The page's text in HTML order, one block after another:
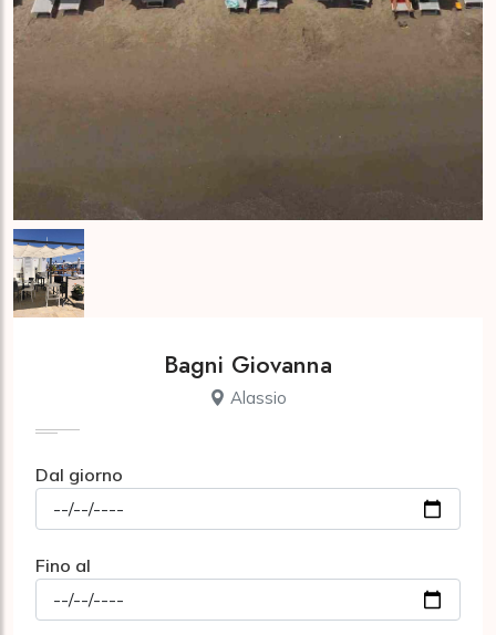
Bagni Giovanna
Alassio
Dal giorno
Fino al